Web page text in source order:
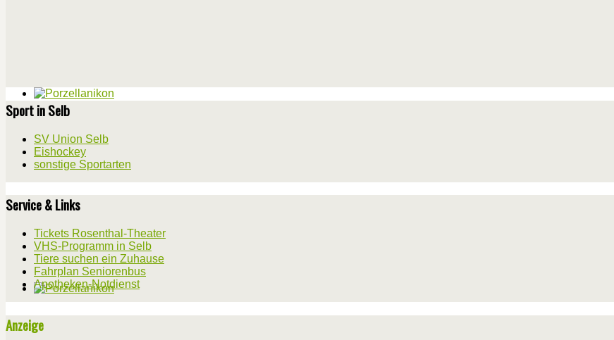
Sport in Selb
SV Union Selb
Eishockey
sonstige Sportarten
Service & Links
Tickets Rosenthal-Theater
VHS-Programm in Selb
Tiere suchen ein Zuhause
Fahrplan Seniorenbus
Apotheken-Notdienst
Anzeige